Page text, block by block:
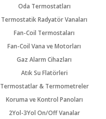
Oda Termostatları
Termostatik Radyatör Vanaları
Fan-Coil Termostaları
Fan-Coil Vana ve Motorları
Gaz Alarm Cihazları
Atık Su Flatörleri
Termostatlar & Termometreler
Koruma ve Kontrol Panoları
2Yol-3Yol On/Off Vanalar